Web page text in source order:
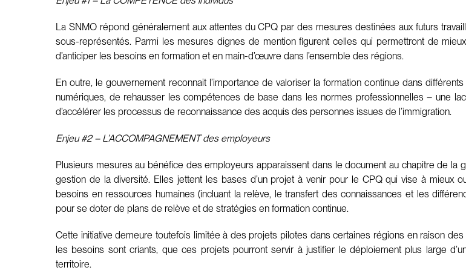
La SNMO répond généralement aux attentes du CPQ par des mesures destinées aux futurs
sous-représentés. Parmi les mesures dignes de mention figurent celles qui permettront de
d’anticiper les besoins en formation et en main-d’œuvre dans l’ensemble des régions.
En outre, le gouvernement reconnait l’importance de valoriser la formation continue dans
numériques, de rehausser les compétences de base dans les normes professionnelles – une
d’accélérer les processus de reconnaissance des acquis des personnes issues de l’immigration.
Enjeu #2 – L’ACCOMPAGNEMENT des employeurs
Plusieurs mesures au bénéfice des employeurs apparaissent dans le document au chapitre de la
gestion de la diversité. Elles jettent les bases d’un projet à venir pour le CPQ qui vise à mieux
besoins en ressources humaines (incluant la relève, le transfert des connaissances et les
pour se doter de plans de relève et de stratégies en formation continue.
Cette initiative demeure toutefois limitée à des projets pilotes dans certaines régions en raison
les besoins sont criants, que ces projets pourront servir à justifier le déploiement plus large
territoire.